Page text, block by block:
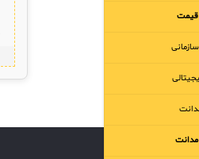
قیمت